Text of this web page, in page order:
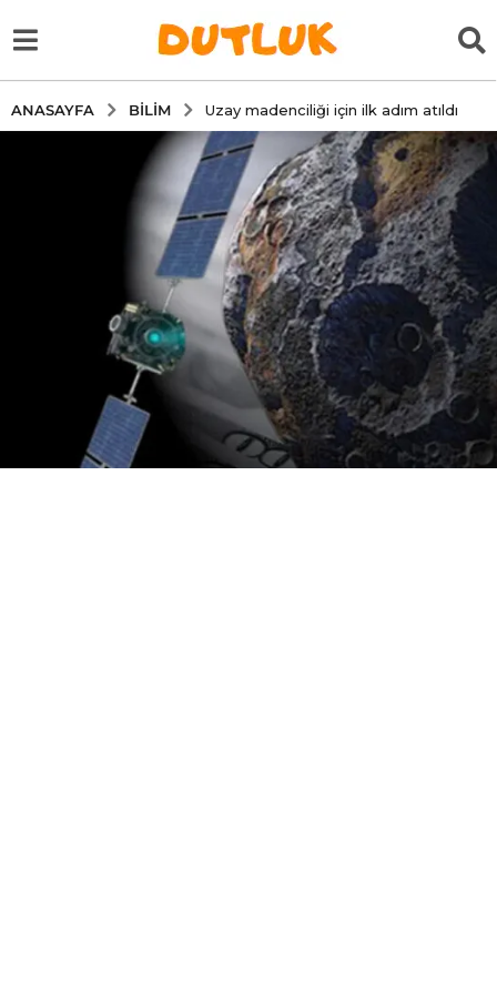
ANASAYFA BILIM Uzay madenciliği için ilk adım atıldı